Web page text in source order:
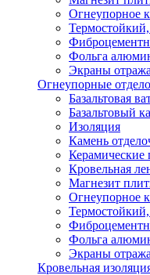
Огнеупорное
Фольга
Экраны
Огнеупорные
Базальтовая
Базальтовый
Изоляция
Камень
Керамические
Кровельная
Магнезит
Огнеупорное
Фольга
Экраны
Кровельная